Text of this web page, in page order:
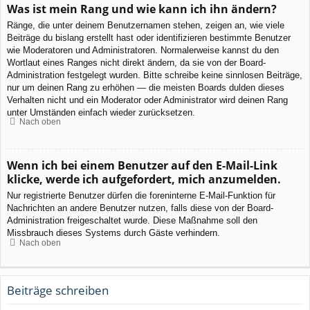
Was ist mein Rang und wie kann ich ihn ändern?
Ränge, die unter deinem Benutzernamen stehen, zeigen an, wie viele
Beiträge du bislang erstellt hast oder identifizieren bestimmte Benutzer
wie Moderatoren und Administratoren. Normalerweise kannst du den
Wortlaut eines Ranges nicht direkt ändern, da sie von der Board-
Administration festgelegt wurden. Bitte schreibe keine sinnlosen Beiträge,
nur um deinen Rang zu erhöhen — die meisten Boards dulden dieses
Verhalten nicht und ein Moderator oder Administrator wird deinen Rang
unter Umständen einfach wieder zurücksetzen.
Nach oben
Wenn ich bei einem Benutzer auf den E-Mail-Link
klicke, werde ich aufgefordert, mich anzumelden.
Nur registrierte Benutzer dürfen die foreninterne E-Mail-Funktion für
Nachrichten an andere Benutzer nutzen, falls diese von der Board-
Administration freigeschaltet wurde. Diese Maßnahme soll den
Missbrauch dieses Systems durch Gäste verhindern.
Nach oben
Beiträge schreiben